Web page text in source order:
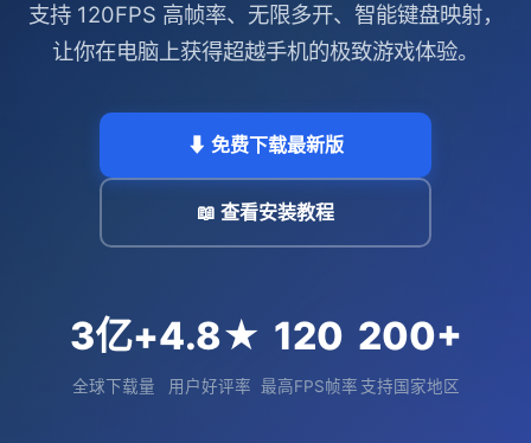
支持 120FPS 高帧率、无限多开、智能键盘映射，
让你在电脑上获得超越手机的极致游戏体验。
⬇ 免费下载最新版
📖 查看安装教程
3亿+
全球下载量
4.8★
用户好评率
120
最高FPS帧率
200+
支持国家地区